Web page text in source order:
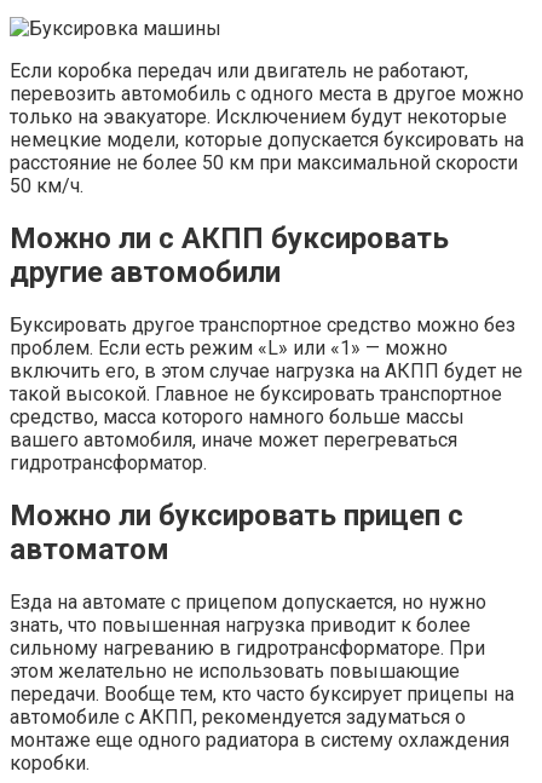
Если коробка передач или двигатель не работают,
перевозить автомобиль с одного места в другое можно
только на эвакуаторе. Исключением будут некоторые
немецкие модели, которые допускается буксировать на
расстояние не более 50 км при максимальной скорости
50 км/ч.
Можно ли с АКПП буксировать
другие автомобили
Буксировать другое транспортное средство можно без
проблем. Если есть режим «L» или «1» — можно
включить его, в этом случае нагрузка на АКПП будет не
такой высокой. Главное не буксировать транспортное
средство, масса которого намного больше массы
вашего автомобиля, иначе может перегреваться
гидротрансформатор.
Можно ли буксировать прицеп с
автоматом
Езда на автомате с прицепом допускается, но нужно
знать, что повышенная нагрузка приводит к более
сильному нагреванию в гидротрансформаторе. При
этом желательно не использовать повышающие
передачи. Вообще тем, кто часто буксирует прицепы на
автомобиле с АКПП, рекомендуется задуматься о
монтаже еще одного радиатора в систему охлаждения
коробки.